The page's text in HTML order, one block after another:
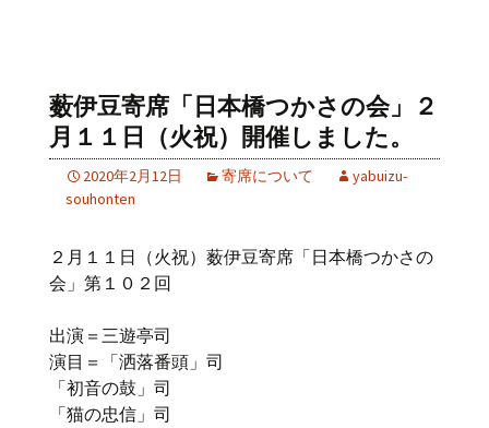
薮伊豆寄席「日本橋つかさの会」２
月１１日（火祝）開催しました。
2020年2月12日 寄席について
yabuizu-
souhonten
２月１１日（火祝）薮伊豆寄席「日本橋つかさの
会」第１０２回
出演＝三遊亭司
演目＝「洒落番頭」司
「初音の鼓」司
「猫の忠信」司